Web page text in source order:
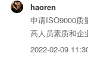
haoren
申请ISO9000质
高人员素质和企
2022-02-09